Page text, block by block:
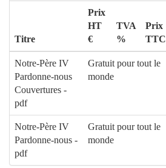
Titre
Prix
HT
€
TVA
%
Prix
TTC
Notre-Père IV
Pardonne-nous
Couvertures -
pdf
Gratuit pour tout le
monde
Notre-Père IV
Pardonne-nous -
pdf
Gratuit pour tout le
monde